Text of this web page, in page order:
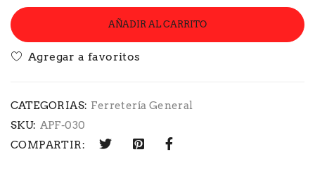
AÑADIR AL CARRITO
CATEGORIAS: Ferretería General
SKU: APF-030
COMPARTIR: